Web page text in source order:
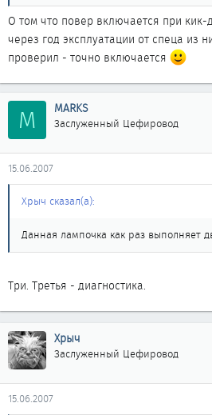
еще - автоматически. Даваните тапку
она загорается
Тож
рассмотрел только на третьем году
знал, что такая фича есть
О том что повер включается при кик-
через год эксплуатации от спеца из
проверил - точно включается
M MARKS
Заслуженный Цефировод
15.06.2007
Хрыч сказал(а):
Данная лампочка как раз выполняет
Три. Третья - диагностика.
Хрыч
Заслуженный Цефировод
15.06.2007